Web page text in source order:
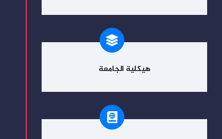
هيكلية الجامعة